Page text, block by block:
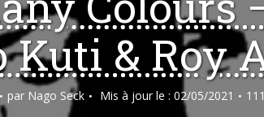
& Roy
par Nago Seck Mis à jour le : 02/05/2021